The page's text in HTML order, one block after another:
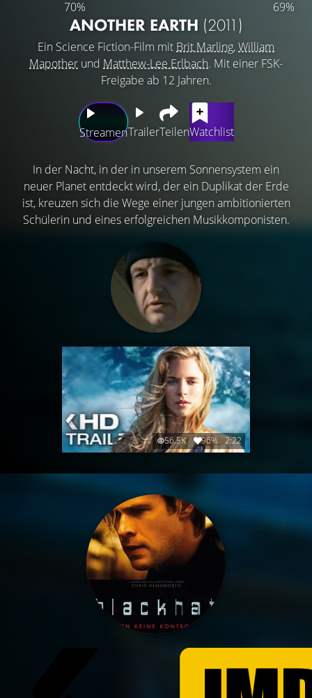
70% 69%
ANOTHER EARTH (2011)
Ein Science Fiction-Film mit Brit Marling,William
Mapother und Matthew-Lee Erlbach. Mit einer FSK-
Freigabe ab 12 Jahren.
StreamenTrailerTeilenWatchlist
In der Nacht, in der in unserem Sonnensystem ein
neuer Planet entdeckt wird, der ein Duplikat der Erde
ist, kreuzen sich die Wege einer jungen ambitionierten
Schülerin und eines erfolgreichen Musikkomponisten.
56.5K 96% 2:22